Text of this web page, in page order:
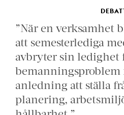
”När en verksamhet
att semesterlediga
avbryter sin ledighet
bemanningsproblem
anledning att ställa
planering,